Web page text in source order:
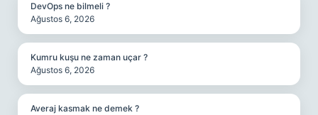
DevOps ne bilmeli ?
Ağustos 6, 2026
Kumru kuşu ne zaman uçar ?
Ağustos 6, 2026
Averaj kasmak ne demek ?